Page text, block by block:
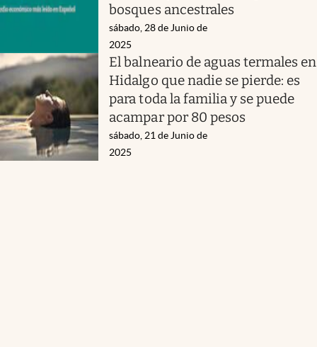
bosques ancestrales
sábado, 28 de Junio de
2025
El balneario de aguas termales en
Hidalgo que nadie se pierde: es
para toda la familia y se puede
acampar por 80 pesos
sábado, 21 de Junio de
2025